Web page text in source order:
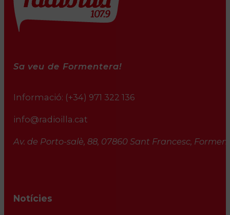
Sa veu de Formentera!
Informació: (+34) 971 322 136
info@radioilla.cat
Av. de Porto-salè, 88, 07860 Sant Francesc,
Notícies